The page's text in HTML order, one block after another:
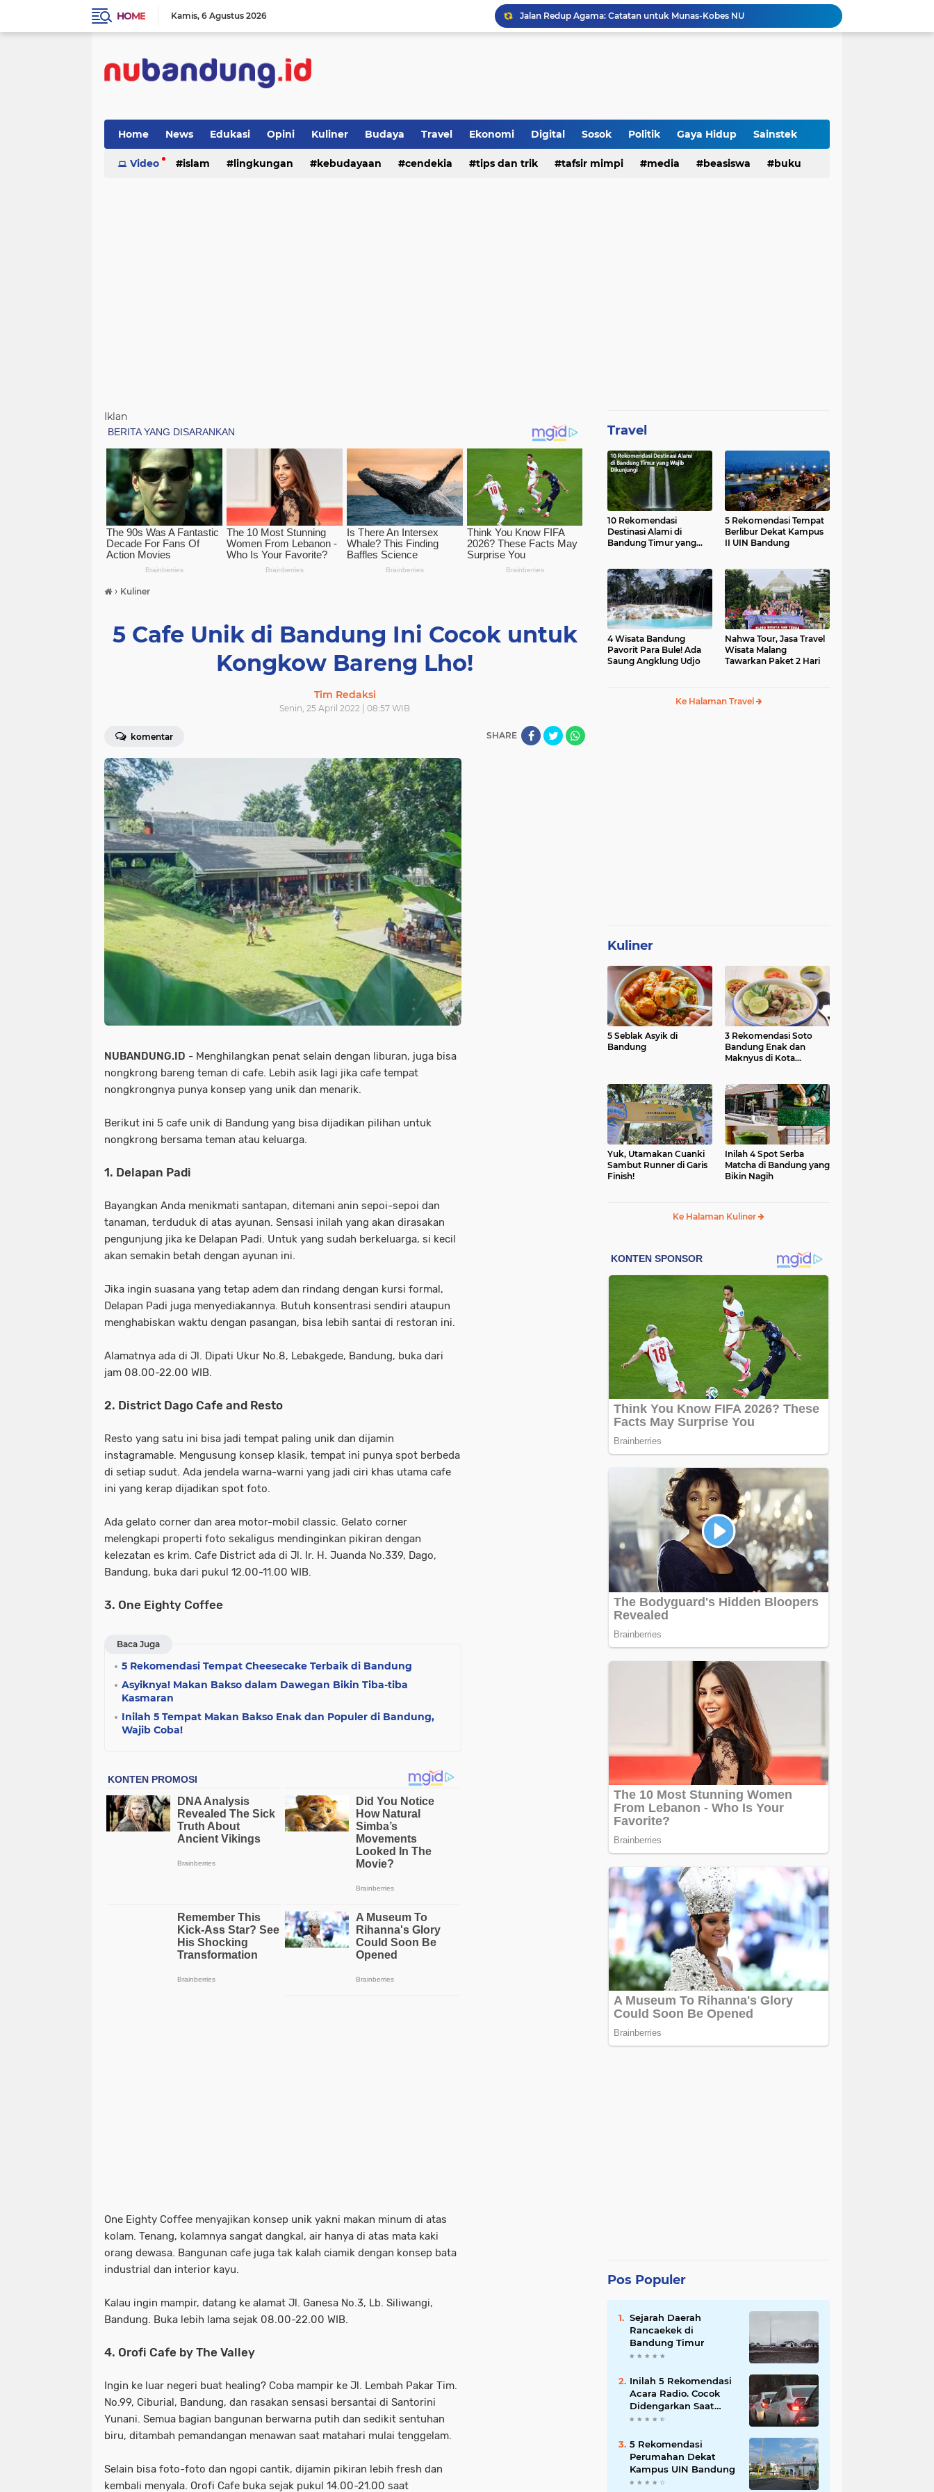
HOME Kamis 6 Agustus 2026
Jalan Redup Agama: Catatan untuk Munas-Kobes NU
Dari UAS Berbasis Proyek, Mahasiswa AFI dan S2 Studi Agama-Agama UIN Bandung Hadirkan Seminar dan Pentas Seni Moderasi Beragama
Islam dan Barat
Home News Edukasi Opini Kuliner Budaya Travel Ekonomi Digital Sosok Politik Gaya Hidup Sainstek
Video islam lingkungan kebudayaan cendekia tips dan trik tafsir mimpi media beasiswa buku
Iklan
› Kuliner
5 Cafe Unik di Bandung Ini Cocok untuk
Kongkow Bareng Lho!
Tim Redaksi
Senin, 25 April 2022 | 08:57 WIB
komentar SHARE
NUBANDUNG.ID - Menghilangkan penat selain dengan liburan, juga bisa
nongkrong bareng teman di cafe. Lebih asik lagi jika cafe tempat
nongkrongnya punya konsep yang unik dan menarik.
Berikut ini 5 cafe unik di Bandung yang bisa dijadikan pilihan untuk
nongkrong bersama teman atau keluarga.
1. Delapan Padi
Bayangkan Anda menikmati santapan, ditemani anin sepoi-sepoi dan
tanaman, terduduk di atas ayunan. Sensasi inilah yang akan dirasakan
pengunjung jika ke Delapan Padi. Untuk yang sudah berkeluarga, si kecil
akan semakin betah dengan ayunan ini.
Jika ingin suasana yang tetap adem dan rindang dengan kursi formal,
Delapan Padi juga menyediakannya. Butuh konsentrasi sendiri ataupun
menghabiskan waktu dengan pasangan, bisa lebih santai di restoran ini.
Alamatnya ada di Jl. Dipati Ukur No.8, Lebakgede, Bandung, buka dari
jam 08.00-22.00 WIB.
2. District Dago Cafe and Resto
Resto yang satu ini bisa jadi tempat paling unik dan dijamin
instagramable. Mengusung konsep klasik, tempat ini punya spot berbeda
di setiap sudut. Ada jendela warna-warni yang jadi ciri khas utama cafe
ini yang kerap dijadikan spot foto.
Ada gelato corner dan area motor-mobil classic. Gelato corner
melengkapi properti foto sekaligus mendinginkan pikiran dengan
kelezatan es krim. Cafe District ada di Jl. Ir. H. Juanda No.339, Dago,
Bandung, buka dari pukul 12.00-11.00 WIB.
3. One Eighty Coffee
Baca Juga
5 Rekomendasi Tempat Cheesecake Terbaik di Bandung
Asyiknya! Makan Bakso dalam Dawegan Bikin Tiba-tiba
Kasmaran
Inilah 5 Tempat Makan Bakso Enak dan Populer di Bandung,
Wajib Coba!
One Eighty Coffee menyajikan konsep unik yakni makan minum di atas
kolam. Tenang, kolamnya sangat dangkal, air hanya di atas mata kaki
orang dewasa. Bangunan cafe juga tak kalah ciamik dengan konsep bata
industrial dan interior kayu.
Kalau ingin mampir, datang ke alamat Jl. Ganesa No.3, Lb. Siliwangi,
Bandung. Buka lebih lama sejak 08.00-22.00 WIB.
4. Orofi Cafe by The Valley
Ingin ke luar negeri buat healing? Coba mampir ke Jl. Lembah Pakar Tim.
No.99, Ciburial, Bandung, dan rasakan sensasi bersantai di Santorini
Yunani. Semua bagian bangunan berwarna putih dan sedikit sentuhan
biru, ditambah pemandangan menawan saat matahari mulai tenggelam.
Selain bisa foto-foto dan ngopi cantik, dijamin pikiran lebih fresh dan
kembali menyala. Orofi Cafe buka sejak pukul 14.00-21.00 saat
Travel
10 Rekomendasi
Destinasi Alami di
Bandung Timur yang
5 Rekomendasi Tempat
Berlibur Dekat Kampus
II UIN Bandung
4 Wisata Bandung
Pavorit Para Bule! Ada
Saung Angklung Udjo
Nahwa Tour, Jasa Travel
Wisata Malang
Tawarkan Paket 2 Hari
Ke Halaman Travel
Kuliner
5 Seblak Asyik di
Bandung
3 Rekomendasi Soto
Bandung Enak dan
Maknyus di Kota
Yuk, Utamakan Cuanki
Sambut Runner di Garis
Finish!
Inilah 4 Spot Serba
Matcha di Bandung yang
Bikin Nagih
Ke Halaman Kuliner
Pos Populer
Sejarah Daerah
Rancaekek di
Bandung Timur
Inilah 5 Rekomendasi
Acara Radio. Cocok
Didengarkan Saat
Macet
5 Rekomendasi
Perumahan Dekat
Kampus UIN Bandung